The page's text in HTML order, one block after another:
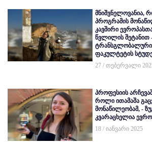
მნიშვნელოვანია,
პროგრამის
კავშირი
წვლილის შეტანით
ტრანსგლობალური
ფაკულტეტის
27 / თებერვალი
პროფესიის
როლი ითამაშა
მონაწილეობამ, -
კვარაცხელია
18 / იანვარი 2025